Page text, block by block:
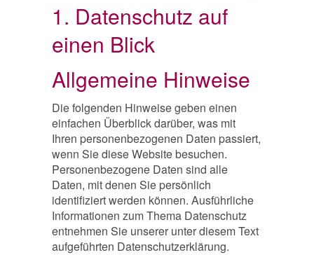
1. Datenschutz auf
einen Blick
Allgemeine Hinweise
Die folgenden Hinweise geben einen
einfachen Überblick darüber, was mit
Ihren personenbezogenen Daten passiert,
wenn Sie diese Website besuchen.
Personenbezogene Daten sind alle
Daten, mit denen Sie persönlich
identifiziert werden können. Ausführliche
Informationen zum Thema Datenschutz
entnehmen Sie unserer unter diesem Text
aufgeführten Datenschutzerklärung.